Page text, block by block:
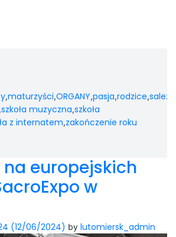
,maturzyści,ORGANY,pasja,rodzice,
,szkoła muzyczna,szkoła
z internatem,zakończenie roku
europejskich
w
(12/06/2024) by lutomiersk_admin